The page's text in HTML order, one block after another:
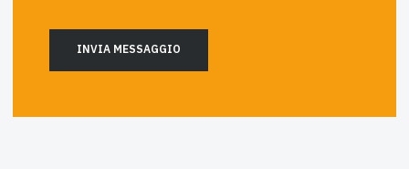
INVIA MESSAGGIO